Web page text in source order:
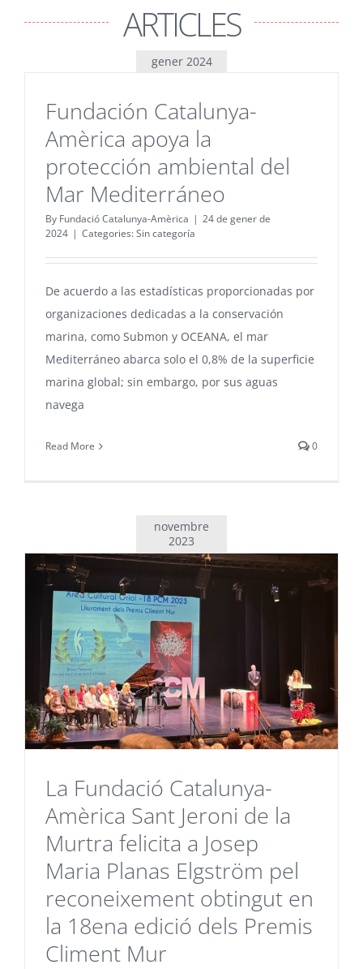
ARTICLES
gener 2024
Fundación Catalunya-
Amèrica apoya la
protección ambiental del
Mar Mediterráneo
By Fundació Catalunya-Amèrica | 24 de gener de
2024 | Categories:Sin categoría
De acuerdo a las estadísticas proporcionadas por
organizaciones dedicadas a la conservación
marina, como Submon y OCEANA, el mar
Mediterráneo abarca solo el 0,8% de la superficie
marina global; sin embargo, por sus aguas
navega
Read More 0
novembre
2023
La Fundació Catalunya-
Amèrica Sant Jeroni de la
Murtra felicita a Josep
Maria Planas Elgström pel
reconeixement obtingut en
la 18ena edició dels Premis
Climent Mur